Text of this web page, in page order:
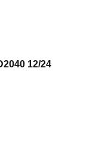
12/24